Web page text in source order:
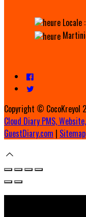
Locale :
Copyright © CocoKreyol
Cloud Diary PMS,
GuestDiary.com | Sitemap